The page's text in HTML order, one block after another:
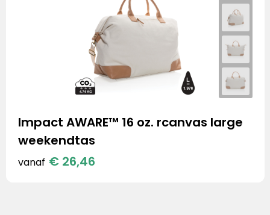
Impact AWARE™ 16 oz. rcanvas large
weekendtas
vanaf € 26,46